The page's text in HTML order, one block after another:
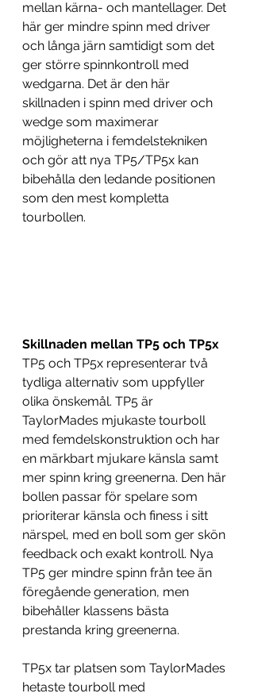
mellan kärna- och mantellager. Det
här ger mindre spinn med driver
och långa järn samtidigt som det
ger större spinnkontroll med
wedgarna. Det är den här
skillnaden i spinn med driver och
wedge som maximerar
möjligheterna i femdelstekniken
och gör att nya TP5/TP5x kan
bibehålla den ledande positionen
som den mest kompletta
tourbollen.
Skillnaden mellan TP5 och TP5x
TP5 och TP5x representerar två
tydliga alternativ som uppfyller
olika önskemål. TP5 är
TaylorMades mjukaste tourboll
med femdelskonstruktion och har
en märkbart mjukare känsla samt
mer spinn kring greenerna. Den här
bollen passar för spelare som
prioriterar känsla och finess i sitt
närspel, med en boll som ger skön
feedback och exakt kontroll. Nya
TP5 ger mindre spinn från tee än
föregående generation, men
bibehåller klassens bästa
prestanda kring greenerna.
TP5x tar platsen som TaylorMades
hetaste tourboll med